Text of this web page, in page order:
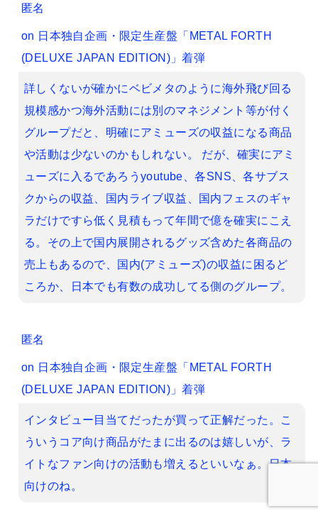
匿名
on 日本独自企画・限定生産盤「METAL FORTH
(DELUXE JAPAN EDITION)」着弾
詳しくないが確かにベビメタのように海外飛び回る
規模感かつ海外活動には別のマネジメント等が付く
グループだと、明確にアミューズの収益になる商品
や活動は少ないのかもしれない。 だが、確実にアミ
ューズに入るであろうyoutube、各SNS、各サブス
クからの収益、国内ライブ収益、国内フェスのギャ
ラだけですら低く見積もって年間で億を確実にこえ
る。その上で国内展開されるグッズ含めた各商品の
売上もあるので、国内(アミューズ)の収益に困るど
ころか、日本でも有数の成功してる側のグループ。
匿名
on 日本独自企画・限定生産盤「METAL FORTH
(DELUXE JAPAN EDITION)」着弾
インタビュー目当てだったが買って正解だった。こ
ういうコア向け商品がたまに出るのは嬉しいが、ラ
イトなファン向けの活動も増えるといいなぁ。日本
向けのね。